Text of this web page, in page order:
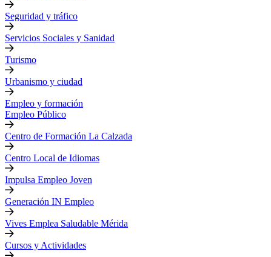
Seguridad y tráfico
Servicios Sociales y Sanidad
Turismo
Urbanismo y ciudad
Empleo y formación
Empleo Público
Centro de Formación La Calzada
Centro Local de Idiomas
Impulsa Empleo Joven
Generación IN Empleo
Vives Emplea Saludable Mérida
Cursos y Actividades